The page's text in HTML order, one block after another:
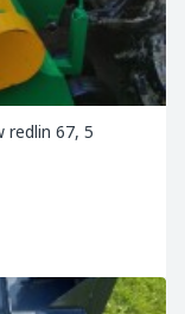
redlin 67, 5